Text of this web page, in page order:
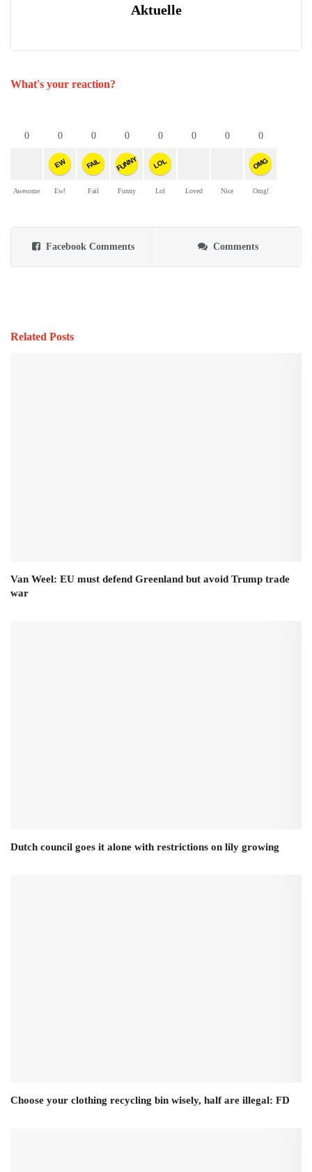
Aktuelle
What's your reaction?
0
Awesome
0
EW
Ew!
0
FAIL
Fail
0
FUNNY
Funny
0
LOL
Lol
0
Loved
0
Nice
0
OMG
Omg!
Facebook Comments Comments
Related Posts
Van Weel: EU must defend Greenland but avoid Trump trade
war
Dutch council goes it alone with restrictions on lily growing
Choose your clothing recycling bin wisely, half are illegal: FD